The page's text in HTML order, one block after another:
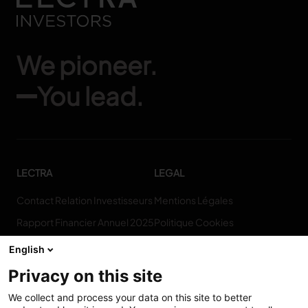
We pioneer.
You lead.
LECTRA
Contact Relation Investisseurs
Rapport Financier Annuel 2025
Qui Sommes-Nous
Consent Choices
LEGAL
Mentions Légales
Politique Cookies
English
Privacy on this site
We collect and process your data on this site to better